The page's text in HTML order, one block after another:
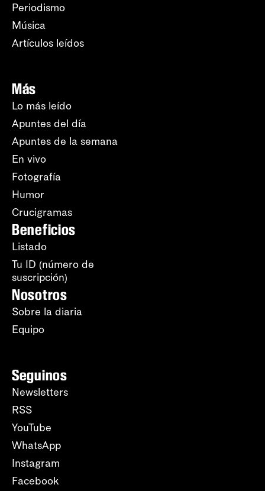
Periodismo
Música
Artículos leídos
Más
Lo más leído
Apuntes del día
Apuntes de la semana
En vivo
Fotografía
Humor
Crucigramas
Beneficios
Listado
Tu ID (número de
suscripción)
Nosotros
Sobre la diaria
Equipo
Seguinos
Newsletters
RSS
YouTube
WhatsApp
Instagram
Facebook